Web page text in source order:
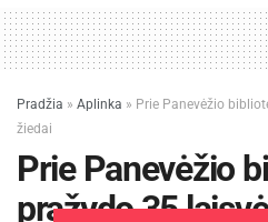
Pradžia » Aplinka » Prie Panevėžio
žiedai
Prie Panevėžio
pražydo 35